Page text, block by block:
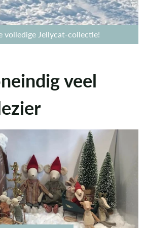
volledige Jellycat-collectie!
veel